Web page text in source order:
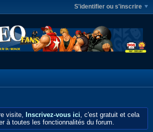
S'identifier ou s'inscrire
visite, Inscrivez-vous ici, c'est gratuit et cela
à toutes les fonctionnalités du forum.